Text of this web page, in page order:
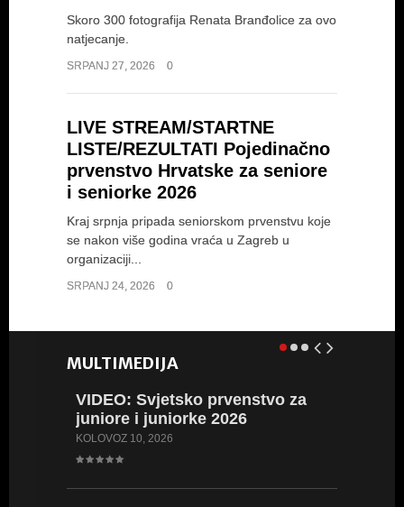
Skoro 300 fotografija Renata Branđolice za ovo
natjecanje.
SRPANJ 27, 2026 0
LIVE STREAM/STARTNE
LISTE/REZULTATI Pojedinačno
prvenstvo Hrvatske za seniore
i seniorke 2026
Kraj srpnja pripada seniorskom prvenstvu koje
se nakon više godina vraća u Zagreb u
organizaciji...
SRPANJ 24, 2026 0
MULTIMEDIJA
VIDEO: Svjetsko prvenstvo za
juniore i juniorke 2026
KOLOVOZ 10, 2026